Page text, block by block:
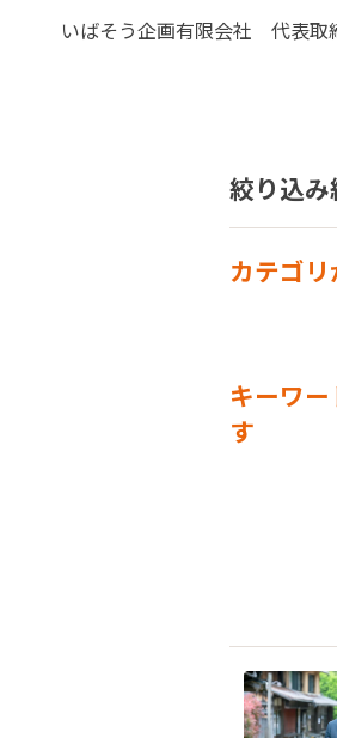
いばそう企画有限会社 代表
絞り込み
カテゴ
キーワ
す